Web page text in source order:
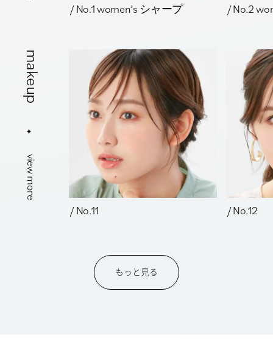
/ No.1 women’s シャープ / No.2
/ No.11 / No.12
makeup
view more
もっと見る